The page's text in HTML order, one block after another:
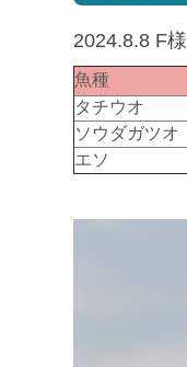
2024.8.8 F様
魚種
タチウオ
ソウダガツオ
エソ